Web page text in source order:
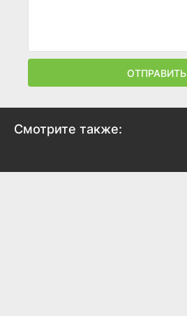
ОТПРАВИТЬ
Смотрите также: